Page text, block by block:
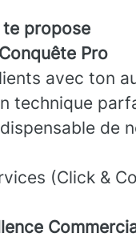
te propose
Pro
avec ton
technique
de
(Click &